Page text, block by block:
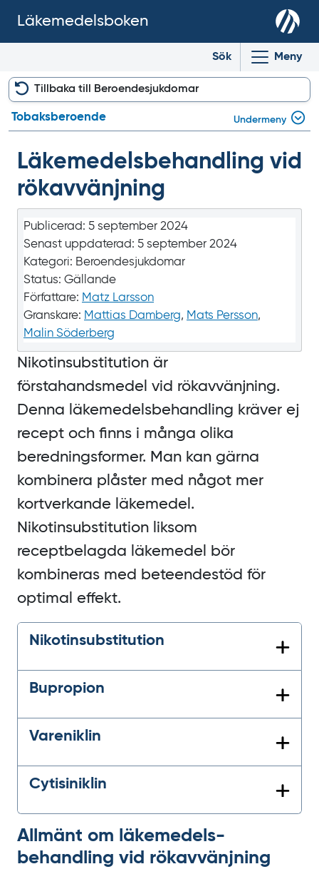
Läkemedelsboken
Sök Meny
Läkemedels­behandling vid
rökavvänjning
Publicerad: 5 september 2024
Senast uppdaterad: 5 september 2024
Kategori: Beroendesjukdomar
Status: Gällande
Författare: Matz Larsson
Granskare: Mattias Damberg, Mats Persson,
Malin Söderberg
Nikotinsubstitution är
förstahandsmedel vid rökavvänjning.
Denna läkemedelsbehandling kräver ej
recept och finns i många olika
beredningsformer. Man kan gärna
kombinera plåster med något mer
kortverkande läkemedel.
Nikotinsubstitution liksom
receptbelagda läkemedel bör
kombineras med beteendestöd för
optimal effekt.
Nikotinsubstitution
Bupropion
Vareniklin
Cytisiniklin
Allmänt om läkemedels­
behandling vid rökavvänjning
Tillbaka till Beroendesjukdomar
Tobaksberoende Undermeny